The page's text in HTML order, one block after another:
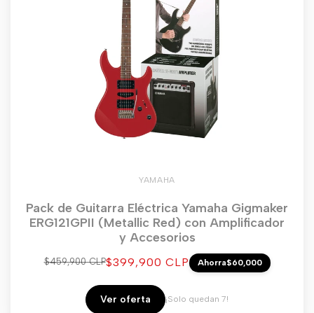
YAMAHA
Pack de Guitarra Eléctrica Yamaha Gigmaker
ERG121GPII (Metallic Red) con Amplificador
y Accesorios
Precio
$459,900 CLPPrecio
venta
$399,900 CLP Ahorra$60,000
Ver oferta ¡Solo quedan 7!